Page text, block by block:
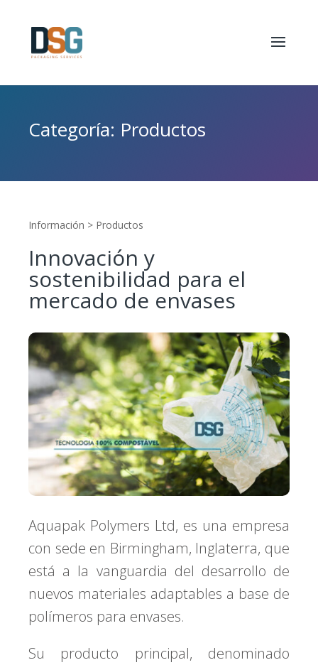
Categoría: Productos
Información > Productos
Innovación y
sostenibilidad para el
mercado de envases
Aquapak Polymers Ltd, es una empresa
con sede en Birmingham, Inglaterra, que
está a la vanguardia del desarrollo de
nuevos materiales adaptables a base de
polímeros para envases.
Su producto principal, denominado